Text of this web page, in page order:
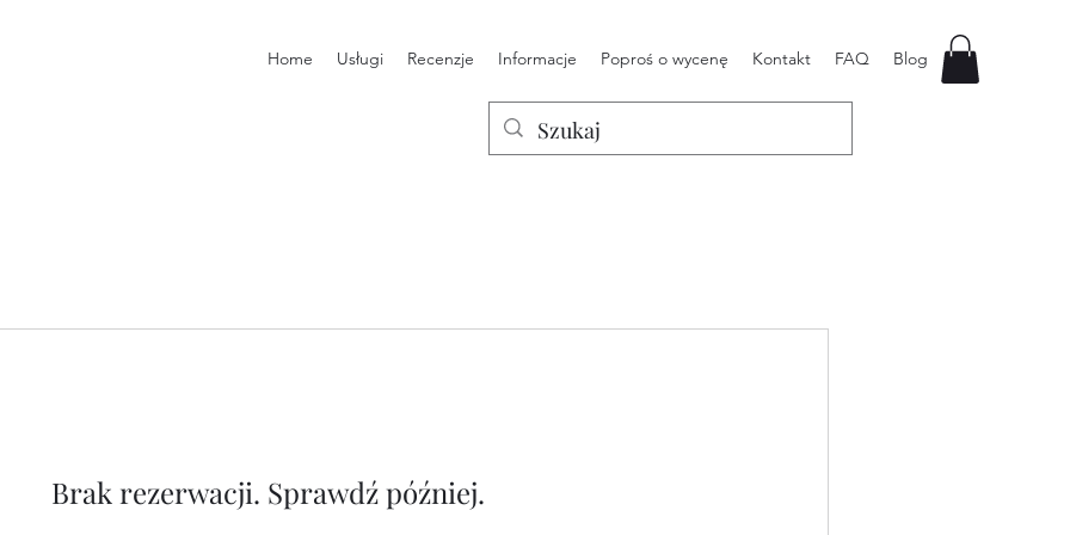
Home Usługi Recenzje Informacje Poproś o wycenę Kontakt FAQ Blog
Brak rezerwacji. Sprawdź później.